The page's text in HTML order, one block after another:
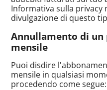
Informativa sulla privacy
divulgazione di questo
Annullamento di
mensile
Puoi disdire
mensile in qualsiasi
procedendo come segue: